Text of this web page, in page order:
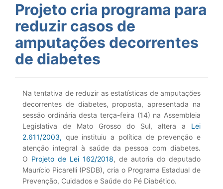
Projeto cria programa para
reduzir casos de
amputações decorrentes
de diabetes
Na tentativa de reduzir as estatísticas de amputações
decorrentes de diabetes, proposta, apresentada na
sessão ordinária desta terça-feira (14) na Assembleia
Legislativa de Mato Grosso do Sul, altera a Lei
2.611/2003, que instituiu a política de prevenção e
atenção integral à saúde da pessoa com diabetes.
O Projeto de Lei 162/2018, de autoria do deputado
Maurício Picarelli (PSDB), cria o Programa Estadual de
Prevenção, Cuidados e Saúde do Pé Diabético.